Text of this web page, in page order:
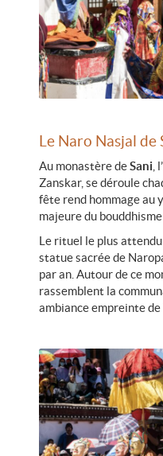
Le Naro Nasjal de
Au monastère deSani
Zanskar, se déroule
fête rend hommage au
majeure du
Le rituel le plus
statue sacrée de
par an. Autour de ce
rassemblent la
ambiance empreinte de